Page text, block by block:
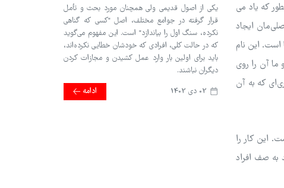
که یاد می
ایجاد
است. این نام
ما آن را روی
که به آن
این کار را
به صف افراد
یکی از اصول قدیمی ولی همچنان مورد بحث و تأمل
قرار گرفته در جوامع مختلف، اصل "کسی که گناهی
نکرده، سنگ اول را بیاندازد" است. این مفهوم می‌گوید
که در حالت کلی، افرادی که خودشان خطایی نکرده‌اند،
باید برای اولین بار وارد عمل کشیدن و مجازات کردن
دیگران نباشند.
ادامه